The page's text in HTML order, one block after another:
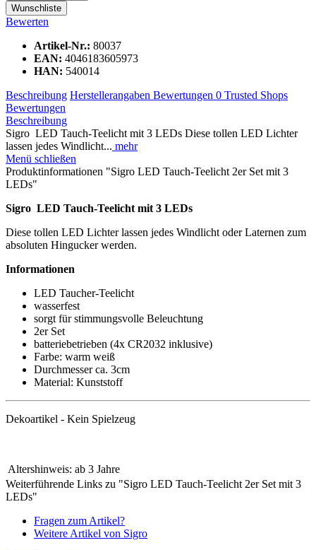
Wunschliste
Bewerten
Artikel-Nr.: 80037
EAN: 4046183605973
HAN: 540014
Beschreibung Herstellerangaben Bewertungen 0 Trusted Shops
Bewertungen
Beschreibung
Sigro LED Tauch-Teelicht mit 3 LEDs Diese tollen LED Lichter
lassen jedes Windlicht... mehr
Menü schließen
Produktinformationen "Sigro LED Tauch-Teelicht 2er Set mit 3
LEDs"
Sigro LED Tauch-Teelicht mit 3 LEDs
Diese tollen LED Lichter lassen jedes Windlicht oder Laternen zum
absoluten Hingucker werden.
Informationen
LED Taucher-Teelicht
wasserfest
sorgt für stimmungsvolle Beleuchtung
2er Set
batteriebetrieben (4x CR2032 inklusive)
Farbe: warm weiß
Durchmesser ca. 3cm
Material: Kunststoff
Dekoartikel - Kein Spielzeug
Altershinweis: ab 3 Jahre
Weiterführende Links zu "Sigro LED Tauch-Teelicht 2er Set mit 3
LEDs"
Fragen zum Artikel?
Weitere Artikel von Sigro